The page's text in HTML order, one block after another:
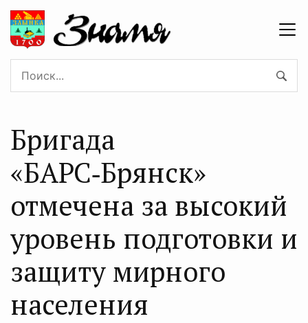
Бригада
«БАРС‑Брянск»
отмечена за высокий
уровень подготовки и
защиту мирного
населения